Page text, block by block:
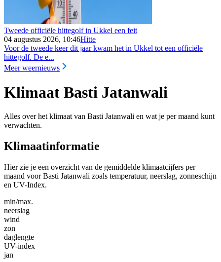
Tweede officiële hittegolf in Ukkel een feit
04 augustus 2026, 10:46Hitte
Voor de tweede keer dit jaar kwam het in Ukkel tot een officiële
hittegolf. De e...
Meer weernieuws
Klimaat Basti Jatanwali
Alles over het klimaat van Basti Jatanwali en wat je per maand kunt
verwachten.
Klimaatinformatie
Hier zie je een overzicht van de gemiddelde klimaatcijfers per
maand voor Basti Jatanwali zoals temperatuur, neerslag, zonneschijn
en UV-Index.
min/max.
neerslag
wind
zon
daglengte
UV-index
jan